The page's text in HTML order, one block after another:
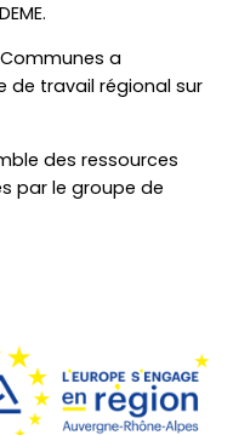
a
de travail régional sur
des ressources
par le groupe de